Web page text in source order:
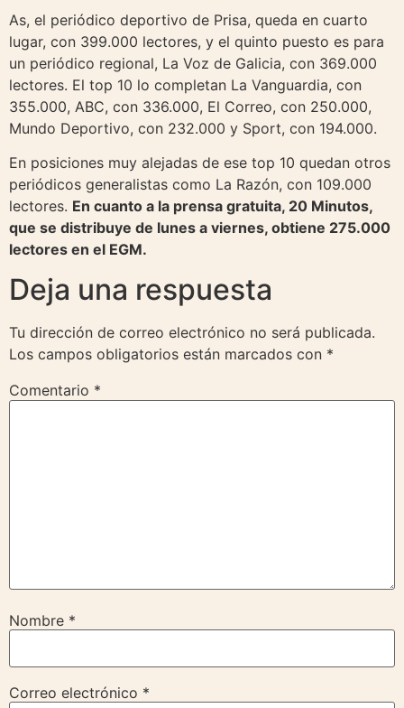
As, el periódico deportivo de Prisa, queda en cuarto
lugar, con 399.000 lectores, y el quinto puesto es para
un periódico regional, La Voz de Galicia, con 369.000
lectores. El top 10 lo completan La Vanguardia, con
355.000, ABC, con 336.000, El Correo, con 250.000,
Mundo Deportivo, con 232.000 y Sport, con 194.000.
En posiciones muy alejadas de ese top 10 quedan otros
periódicos generalistas como La Razón, con 109.000
lectores. En cuanto a la prensa gratuita, 20 Minutos,
que se distribuye de lunes a viernes, obtiene 275.000
lectores en el EGM.
Deja una respuesta
Tu dirección de correo electrónico no será publicada.
Los campos obligatorios están marcados con *
Comentario *
Nombre *
Correo electrónico *